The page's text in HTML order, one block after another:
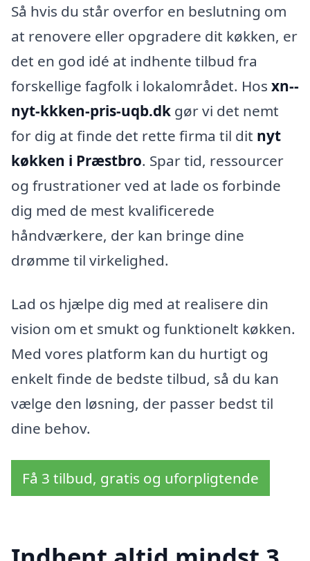
Så hvis du står overfor en beslutning om
at renovere eller opgradere dit køkken, er
det en god idé at indhente tilbud fra
forskellige fagfolk i lokalområdet. Hos xn--
nyt-kkken-pris-uqb.dk gør vi det nemt
for dig at finde det rette firma til dit nyt
køkken i Præstbro. Spar tid, ressourcer
og frustrationer ved at lade os forbinde
dig med de mest kvalificerede
håndværkere, der kan bringe dine
drømme til virkelighed.
Lad os hjælpe dig med at realisere din
vision om et smukt og funktionelt køkken.
Med vores platform kan du hurtigt og
enkelt finde de bedste tilbud, så du kan
vælge den løsning, der passer bedst til
dine behov.
Få 3 tilbud, gratis og uforpligtende